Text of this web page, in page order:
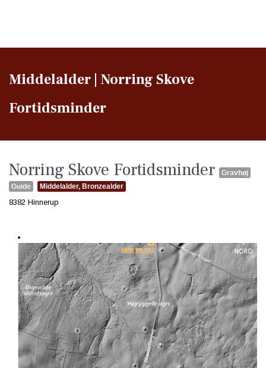
Middelalder | Norring Skove
Fortidsminder
Norring Skove Fortidsminder
Gravhøj
Guide
Middelalder, Bronzealder
8382 Hinnerup